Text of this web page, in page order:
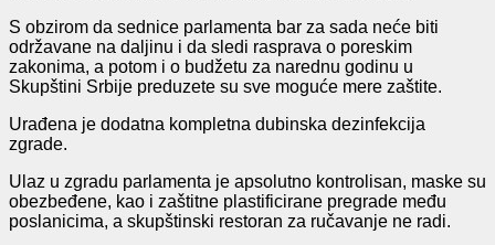
S obzirom da sednice parlamenta bar za sada neće biti
održavane na daljinu i da sledi rasprava o poreskim
zakonima, a potom i o budžetu za narednu godinu u
Skupštini Srbije preduzete su sve moguće mere zaštite.
Urađena je dodatna kompletna dubinska dezinfekcija
zgrade.
Ulaz u zgradu parlamenta je apsolutno kontrolisan, maske su
obezbeđene, kao i zaštitne plastificirane pregrade među
poslanicima, a skupštinski restoran za ručavanje ne radi.